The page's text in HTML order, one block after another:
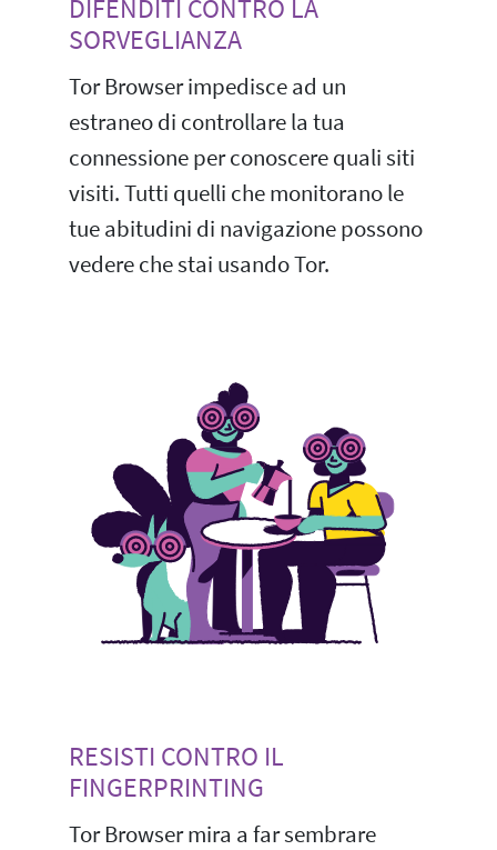
DIFENDITI CONTRO LA
SORVEGLIANZA
Tor Browser impedisce ad un
estraneo di controllare la tua
connessione per conoscere quali siti
visiti. Tutti quelli che monitorano le
tue abitudini di navigazione possono
vedere che stai usando Tor.
RESISTI CONTRO IL
FINGERPRINTING
Tor Browser mira a far sembrare